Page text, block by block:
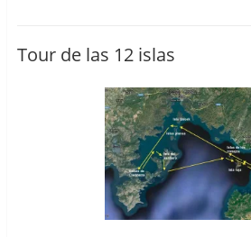
Tour de las 12 islas